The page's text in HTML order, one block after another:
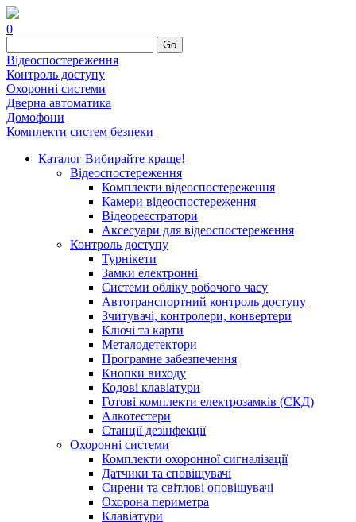
0
Go
Відеоспостереження
Контроль доступу
Охоронні системи
Дверна автоматика
Домофони
Комплекти систем безпеки
Каталог Вибирайте краще!
Відеоспостереження
Комплекти відеоспостереження
Камери відеоспостереження
Відеореєстратори
Аксесуари для відеоспостереження
Контроль доступу
Турнікети
Замки електронні
Системи обліку робочого часу
Автотранспортний контроль доступу
Зчитувачі, контролери, конвертери
Ключі та карти
Металодетектори
Програмне забезпечення
Кнопки виходу
Кодові клавіатури
Готові комплекти електрозамків (СКД)
Алкотестери
Станції дезінфекції
Охоронні системи
Комплекти охоронної сигналізації
Датчики та сповіщувачі
Сирени та світлові оповіщувачі
Охорона периметра
Клавіатури